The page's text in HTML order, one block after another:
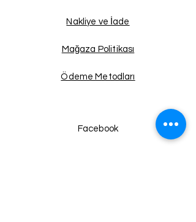
Nakliye ve İade
Mağaza Politikası
Ödeme Metodları
Facebook